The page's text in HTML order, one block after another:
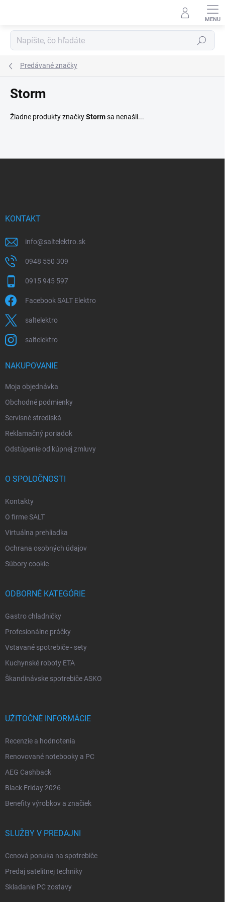
Hľadať
Predávané značky
Storm
Žiadne produkty značkyStormsa nenašli...
KONTAKT
info@saltelektro.sk
0948 550 309
0915 945 597
Facebook SALT Elektro
saltelektro
saltelektro
NAKUPOVANIE
Moja objednávka
Obchodné podmienky
Servisné strediská
Reklamačný poriadok
Odstúpenie od kúpnej zmluvy
O SPOLOČNOSTI
Kontakty
O firme SALT
Virtuálna prehliadka
Ochrana osobných údajov
Súbory cookie
ODBORNÉ KATEGÓRIE
Gastro chladničky
Profesionálne práčky
Vstavané spotrebiče - sety
Kuchynské roboty ETA
Škandinávske spotrebiče ASKO
UŽITOČNÉ INFORMÁCIE
Recenzie a hodnotenia
Renovované notebooky a PC
AEG Cashback
Black Friday 2026
Benefity výrobkov a značiek
SLUŽBY V PREDAJNI
Cenová ponuka na spotrebiče
Predaj satelitnej techniky
Skladanie PC zostavy